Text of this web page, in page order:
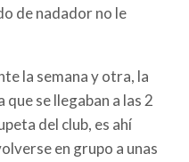
de nadador no le
la semana y otra, la
que se llegaban a las 2
del club, es ahí
en grupo a unas